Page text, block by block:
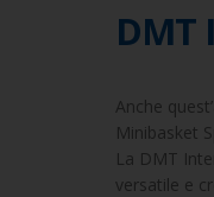
DMT
Anche
Minibasket
La DMT
versatile e